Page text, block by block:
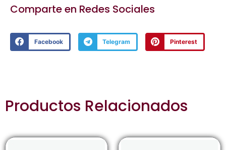
Comparte en Redes Sociales
Facebook Telegram Pinterest
Productos Relacionados